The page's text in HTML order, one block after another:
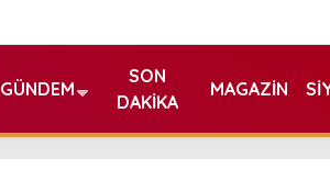
GÜNDEM
SON
DAKIKA
MAGAZIN